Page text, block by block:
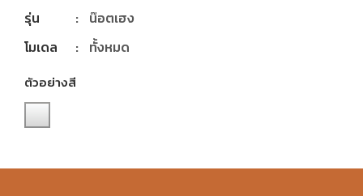
รุ่น
: น๊อตเฮง
โมเดล
: ทั้งหมด
ตัวอย่างสี